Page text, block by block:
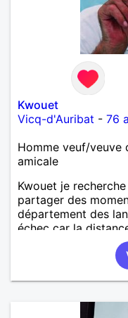
Kwouet
Vicq-d'Auribat - 76
Homme veuf/veuve
amicale
Kwouet je
partager des
département des
échec car la
remercie par